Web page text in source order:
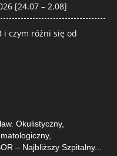
[24.07 – 2.08]
i czym różni się od
Okulistyczny,
– Najbliższy Szpitalny...